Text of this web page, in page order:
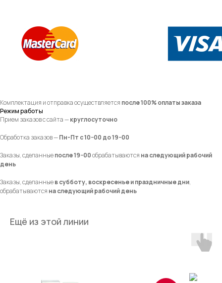
Комплектация и отправка осуществляется после 100% оплаты заказа
Режим работы
Прием заказов с сайта —круглосуточно
Обработка заказов —Пн-Пт с 10−00 до 19−00
Заказы, сделанныепосле 19−00обрабатываются на следующий рабочий
день
Заказы, сделанныев субботу, воскресенье и праздничные дни,
обрабатываются на следующий рабочий день
Ещё из этой линии